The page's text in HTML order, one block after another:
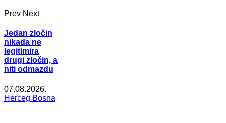
Prev Next
Jedan zločin
nikada ne
legitimira
drugi zločin, a
niti odmazdu
07.08.2026.
Herceg Bosna